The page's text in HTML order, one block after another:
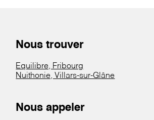
Nous trouver
Equilibre, Fribourg
Nuithonie, Villars-sur-Glâne
Nous appeler